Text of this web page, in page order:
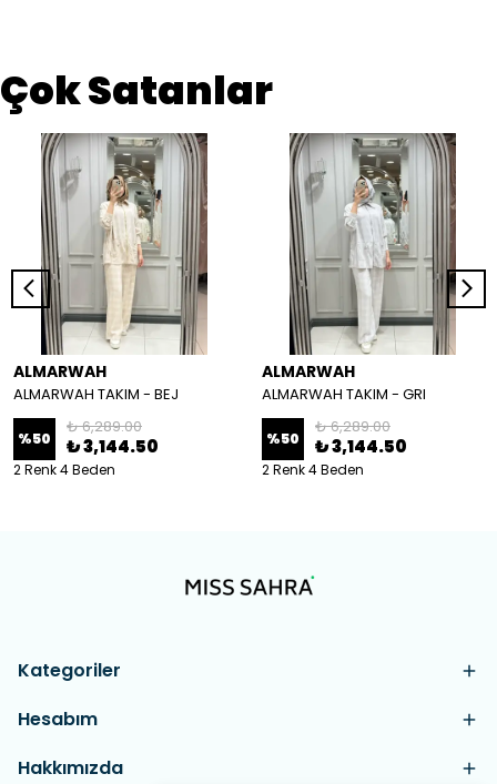
Çok Satanlar
ALMARWAH
ALMARWAH TAKIM - BEJ
%50
₺ 6,289.00
₺ 3,144.50
2 Renk 4 Beden
ALMARWAH
ALMARWAH TAKIM - GRI
%50
₺ 6,289.00
₺ 3,144.50
2 Renk 4 Beden
Kategoriler
Hesabım
Hakkımızda